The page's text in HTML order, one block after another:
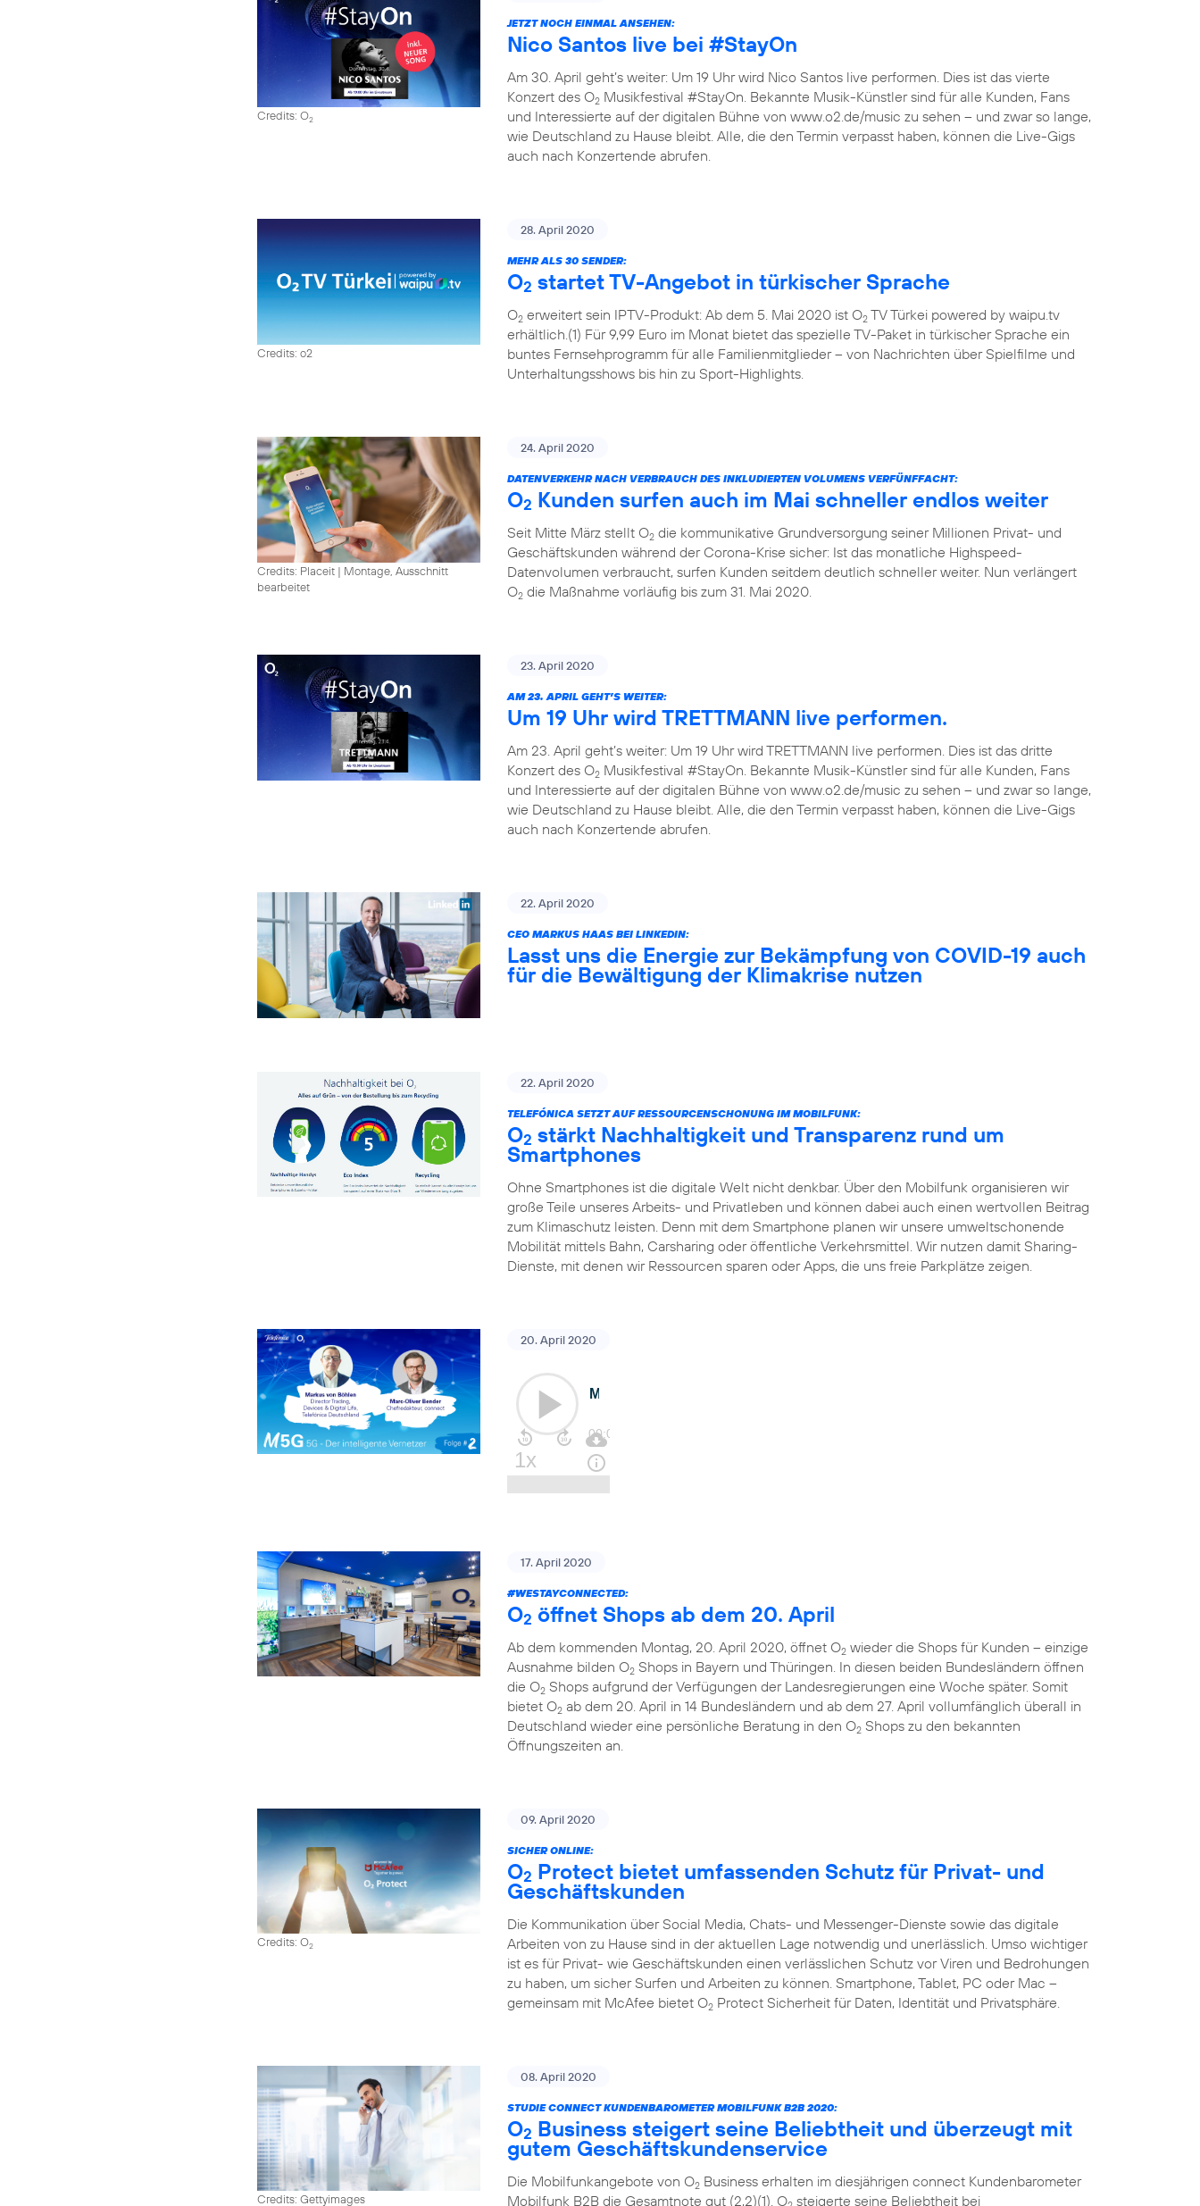
Credits: O2
JETZT NOCH EINMAL ANSEHEN:
Nico Santos live bei #StayOn
Am 30. April geht’s weiter: Um 19 Uhr wird Nico Santos live performen. Dies ist das vierte
Konzert des O2 Musikfestival #StayOn. Bekannte Musik-Künstler sind für alle Kunden, Fans
und Interessierte auf der digitalen Bühne von www.o2.de/music zu sehen – und zwar so lange,
wie Deutschland zu Hause bleibt. Alle, die den Termin verpasst haben, können die Live-Gigs
auch nach Konzertende abrufen.
Credits: o2
28. April 2020
MEHR ALS 30 SENDER:
O2 startet TV-Angebot in türkischer Sprache
O2 erweitert sein IPTV-Produkt: Ab dem 5. Mai 2020 ist O2 TV Türkei powered by waipu.tv
erhältlich.(1) Für 9,99 Euro im Monat bietet das spezielle TV-Paket in türkischer Sprache ein
buntes Fernsehprogramm für alle Familienmitglieder – von Nachrichten über Spielfilme und
Unterhaltungsshows bis hin zu Sport-Highlights.
Credits: Placeit | Montage, Ausschnitt
bearbeitet
24. April 2020
DATENVERKEHR NACH VERBRAUCH DES INKLUDIERTEN VOLUMENS VERFÜNFFACHT:
O2 Kunden surfen auch im Mai schneller endlos weiter
Seit Mitte März stellt O2 die kommunikative Grundversorgung seiner Millionen Privat- und
Geschäftskunden während der Corona-Krise sicher: Ist das monatliche Highspeed-
Datenvolumen verbraucht, surfen Kunden seitdem deutlich schneller weiter. Nun verlängert
O2 die Maßnahme vorläufig bis zum 31. Mai 2020.
23. April 2020
AM 23. APRIL GEHT’S WEITER:
Um 19 Uhr wird TRETTMANN live performen.
Am 23. April geht’s weiter: Um 19 Uhr wird TRETTMANN live performen. Dies ist das dritte
Konzert des O2 Musikfestival #StayOn. Bekannte Musik-Künstler sind für alle Kunden, Fans
und Interessierte auf der digitalen Bühne von www.o2.de/music zu sehen – und zwar so lange,
wie Deutschland zu Hause bleibt. Alle, die den Termin verpasst haben, können die Live-Gigs
auch nach Konzertende abrufen.
22. April 2020
CEO MARKUS HAAS BEI LINKEDIN:
Lasst uns die Energie zur Bekämpfung von COVID-19 auch
für die Bewältigung der Klimakrise nutzen
22. April 2020
TELEFÓNICA SETZT AUF RESSOURCENSCHONUNG IM MOBILFUNK:
O2 stärkt Nachhaltigkeit und Transparenz rund um
Smartphones
Ohne Smartphones ist die digitale Welt nicht denkbar. Über den Mobilfunk organisieren wir
große Teile unseres Arbeits- und Privatleben und können dabei auch einen wertvollen Beitrag
zum Klimaschutz leisten. Denn mit dem Smartphone planen wir unsere umweltschonende
Mobilität mittels Bahn, Carsharing oder öffentliche Verkehrsmittel. Wir nutzen damit Sharing-
Dienste, mit denen wir Ressourcen sparen oder Apps, die uns freie Parkplätze zeigen.
20. April 2020
17. April 2020
#WESTAYCONNECTED:
O2 öffnet Shops ab dem 20. April
Ab dem kommenden Montag, 20. April 2020, öffnet O2 wieder die Shops für Kunden – einzige
Ausnahme bilden O2 Shops in Bayern und Thüringen. In diesen beiden Bundesländern öffnen
die O2 Shops aufgrund der Verfügungen der Landesregierungen eine Woche später. Somit
bietet O2 ab dem 20. April in 14 Bundesländern und ab dem 27. April vollumfänglich überall in
Deutschland wieder eine persönliche Beratung in den O2 Shops zu den bekannten
Öffnungszeiten an.
Credits: O2
09. April 2020
SICHER ONLINE:
O2 Protect bietet umfassenden Schutz für Privat- und
Geschäftskunden
Die Kommunikation über Social Media, Chats- und Messenger-Dienste sowie das digitale
Arbeiten von zu Hause sind in der aktuellen Lage notwendig und unerlässlich. Umso wichtiger
ist es für Privat- wie Geschäftskunden einen verlässlichen Schutz vor Viren und Bedrohungen
zu haben, um sicher Surfen und Arbeiten zu können. Smartphone, Tablet, PC oder Mac –
gemeinsam mit McAfee bietet O2 Protect Sicherheit für Daten, Identität und Privatsphäre.
Credits: Gettyimages
08. April 2020
STUDIE CONNECT KUNDENBAROMETER MOBILFUNK B2B 2020:
O2 Business steigert seine Beliebtheit und überzeugt mit
gutem Geschäftskundenservice
Die Mobilfunkangebote von O2 Business erhalten im diesjährigen connect Kundenbarometer
Mobilfunk B2B die Gesamtnote gut (2,2)(1). O steigerte seine Beliebtheit bei